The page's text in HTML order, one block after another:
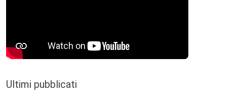
Ultimi pubblicati